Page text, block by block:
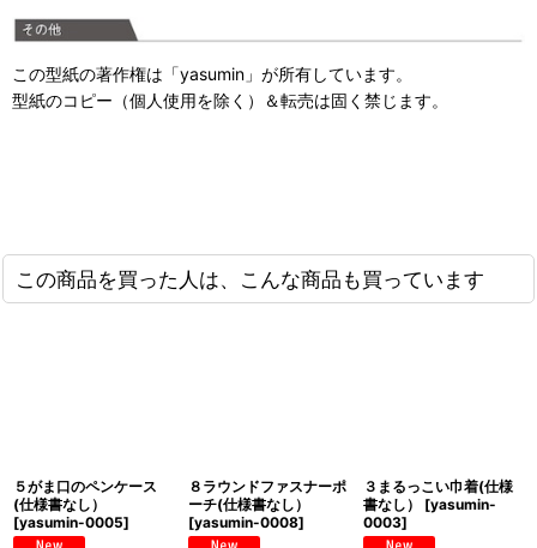
この型紙の著作権は「yasumin」が所有しています。
型紙のコピー（個人使用を除く）＆転売は固く禁じます。
この商品を買った人は、こんな商品も買っています
５がま口のペンケース
(仕様書なし）
[yasumin-0005]
８ラウンドファスナーポ
ーチ(仕様書なし）
[yasumin-0008]
３まるっこい巾着(仕様
書なし） [yasumin-
0003]